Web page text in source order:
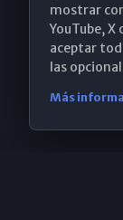
mostrar
YouTube,
aceptar
las
Más